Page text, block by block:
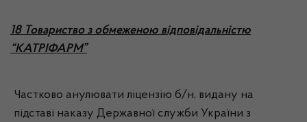
18 Товариство з обмеженою відповідальністю
“КАТРІФАРМ”
Частково анулювати ліцензію б/н, видану на
підставі наказу Державної служби України з